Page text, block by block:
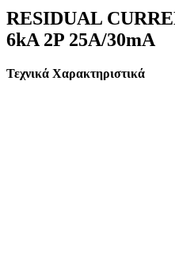
RESIDUAL
6kA 2P 25A/30mA
Τεχνικά Χαρακτηριστικά